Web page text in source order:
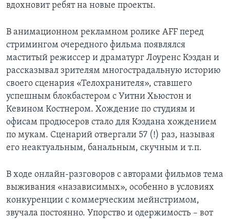
вдохновит ребят на новые проекты.
В анимационном рекламном ролике AFF перед
стримингом очередного фильма появлялся
маститый режиссер и драматург Лоуренс Кэздан и
рассказывал зрителям многострадальную историю
своего сценария «Телохранителя», ставшего
успешным блокбастером с Уитни Хьюстон и
Кевином Костнером. Хождение по студиям и
офисам продюсеров стало для Кэздана хождением
по мукам. Сценарий отвергали 57 (!) раз, называя
его неактуальным, банальным, скучным и т.п.
В ходе онлайн-разговоров с авторами фильмов тема
выживания «назависимых», особенно в условиях
конкуренции с коммерческим мейнстримом,
звучала постоянно. Упорство и одержимость – вот